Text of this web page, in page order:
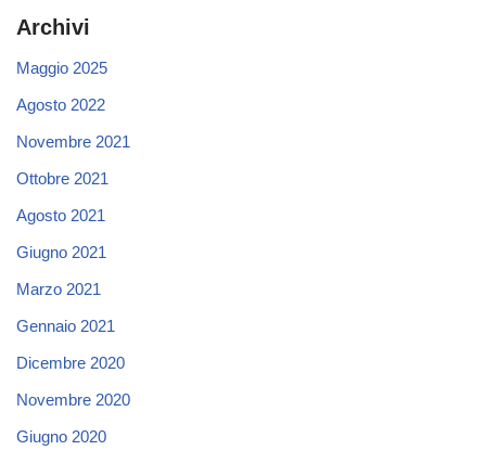
Archivi
Maggio 2025
Agosto 2022
Novembre 2021
Ottobre 2021
Agosto 2021
Giugno 2021
Marzo 2021
Gennaio 2021
Dicembre 2020
Novembre 2020
Giugno 2020